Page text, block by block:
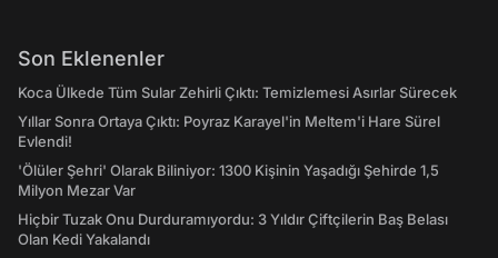
Son Eklenenler
Koca Ülkede Tüm Sular Zehirli Çıktı: Temizlemesi Asırlar Sürecek
Yıllar Sonra Ortaya Çıktı: Poyraz Karayel'in Meltem'i Hare Sürel
Evlendi!
'Ölüler Şehri' Olarak Biliniyor: 1300 Kişinin Yaşadığı Şehirde 1,5
Milyon Mezar Var
Hiçbir Tuzak Onu Durduramıyordu: 3 Yıldır Çiftçilerin Baş Belası
Olan Kedi Yakalandı